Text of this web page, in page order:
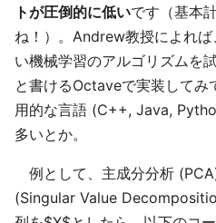
トが圧倒的に低いです（基本
ね！）。Andrew教授によれ
い機械学習のアルゴリズムを
と書けるOctaveで実装してみ
用的な言語 (C++, Java,
多いとか。
例として、主成分分析
(Singular Value